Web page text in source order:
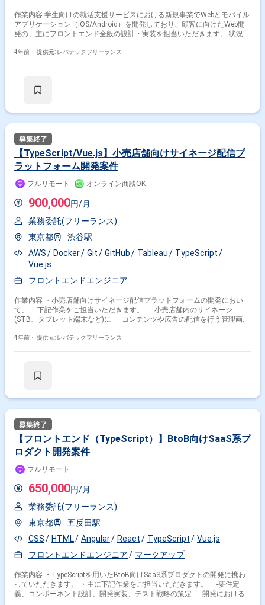
作業内容 学生向けの就活支援サービスにおける新規事業でWebとモバイル
アプリケーション（iOS/Android）を開発しており、顧客に向けたWeb開
発の、主にフロントエンド全般の設計・実装を担当いただきます。 状況と
す。 - PHP - Laravel - TypeScript - React - Next.js - GraphQL - Flutter - Docker
4年前・ 提供元: レバテックフリーランス
【TypeScript/Vue.js】小売店舗向けサイネージ配信プ
ラットフォーム開発案件
フルリモート オンライン商談OK
900,000円/月
業務委託(フリーランス)
東京都
渋谷駅
AWS
Docker Git GitHub Tableau
TypeScript
Vue.js
フロントエンドエンジニア
作業内容 ・小売店舗向けサイネージ配信プラットフォームの開発におい
て、 下記作業をご担当いただきます。 -小売店舗内のサイネージ
(STB、タブレット端末など)に コンテンツや広告の配信を行う管理画面
ュボードの開発 -MDMのようなエッジ端末を管理するシステムの管理画
4年前・ 提供元: レバテックフリーランス
【フロントエンド（TypeScript）】BtoB向けSaaS系プ
ロダクト開発案件
フルリモート
650,000円/月
業務委託(フリーランス)
東京都
五反田駅
CSS
HTML Angular React TypeScript
Vue.js
フロントエンドエンジニア
マークアップ
作業内容 ・TypeScriptを用いたBtoB向けSaaS系プロダクトの開発に携わ
っていただきます。 ・主に下記作業をご担当いただきます。 ‐要件定
義、コンポーネント設計、開発実装、テスト戦略の策定 ‐開発における